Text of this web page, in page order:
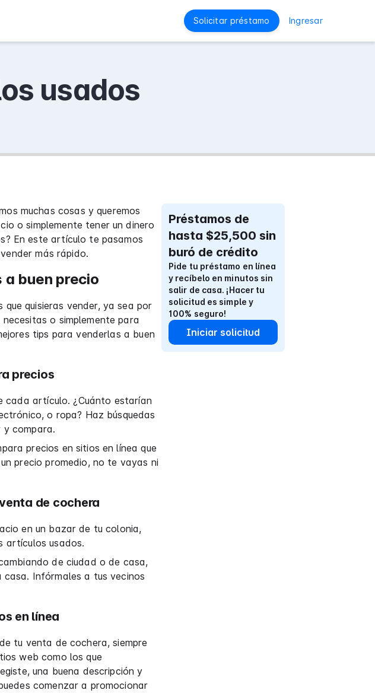
Solicitar préstamo Ingresar
usados
muchas cosas y queremos
o simplemente tener un dinero
En este artículo te pasamos
más rápido.
buen precio
que quisieras vender, ya sea por
o simplemente para
tips para venderlas a buen
precios
cada artículo. ¿Cuánto estarían
o ropa? Haz búsquedas
y compara.
precios en sitios en línea que
precio promedio, no te vayas ni
de cochera
en un bazar de tu colonia,
artículos usados.
de ciudad o de casa,
Infórmales a tus vecinos
en línea
tu venta de cochera, siempre
web como los que
una buena descripción y
comenzar a promocionar
Préstamos de
hasta $25,500 sin
buró de crédito
Pide tu préstamo en línea
y recíbelo en minutos sin
salir de casa. ¡Hacer tu
solicitud es simple y
100% seguro!
Iniciar solicitud